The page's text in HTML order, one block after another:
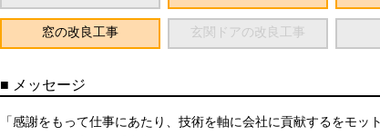
窓の改良工事 玄関ドアの改良工事
■ メッセージ
「感謝をもって仕事にあたり、技術を軸に会社に貢献するをモ